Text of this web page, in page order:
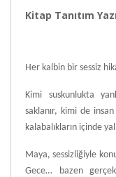
Kitap Tanıtım
Her kalbin bir sessiz
Kimi suskunlukta
saklanır, kimi de insan
kalabalıkların içinde
Maya, sessizliğiyle
Gece… bazen